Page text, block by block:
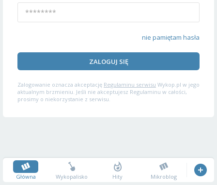
nie pamiętam hasła
ZALOGUJ SIĘ
Zalogowanie oznacza akceptację Regulaminu serwisu Wykop.pl w jego
aktualnym brzmieniu. Jeśli nie akceptujesz Regulaminu w całości,
prosimy o niekorzystanie z serwisu.
Główna Wykopalisko Hity Mikroblog